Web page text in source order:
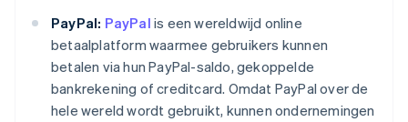
PayPal: PayPal is een wereldwijd online
betaalplatform waarmee gebruikers kunnen
betalen via hun PayPal-saldo, gekoppelde
bankrekening of creditcard. Omdat PayPal over de
hele wereld wordt gebruikt, kunnen ondernemingen